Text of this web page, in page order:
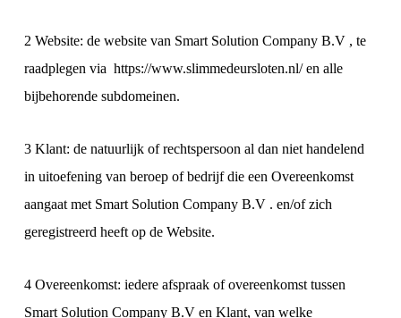
2 Website: de website van Smart Solution Company B.V , te
raadplegen via https://www.slimmedeursloten.nl/ en alle
bijbehorende subdomeinen.
3 Klant: de natuurlijk of rechtspersoon al dan niet handelend
in uitoefening van beroep of bedrijf die een Overeenkomst
aangaat met Smart Solution Company B.V . en/of zich
geregistreerd heeft op de Website.
4 Overeenkomst: iedere afspraak of overeenkomst tussen
Smart Solution Company B.V en Klant, van welke